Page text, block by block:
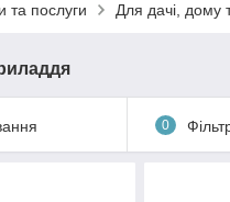
та послуги Для дачі, дому
0